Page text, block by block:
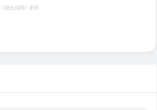
《隐私保障》 条例